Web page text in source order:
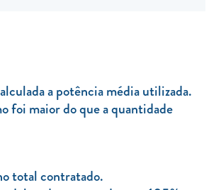
a potência média utilizada.
foi maior do que a quantidade
total contratado.